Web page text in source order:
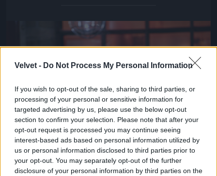
Velvet - Do Not Process My Personal Information
If you wish to opt-out of the sale, sharing to third parties, or
processing of your personal or sensitive information for
targeted advertising by us, please use the below opt-out
section to confirm your selection. Please note that after your
opt-out request is processed you may continue seeing
interest-based ads based on personal information utilized by
us or personal information disclosed to third parties prior to
your opt-out. You may separately opt-out of the further
disclosure of your personal information by third parties on the
Jön még kép!
Fotó: Szécsi István / Velvet #14